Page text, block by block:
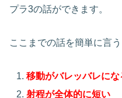
プラ3の話ができます。
ここまでの話を簡単に言う
移動がバレッバレにな
射程が全体的に短い